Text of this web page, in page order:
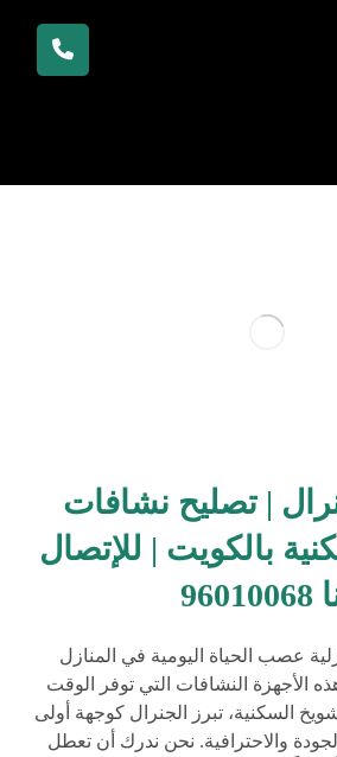
| تصليح نشافات
بالكويت | للإتصال
عصب الحياة اليومية في المنازل
الأجهزة النشافات التي توفر الوقت
السكنية، تبرز الجنرال كوجهة أولى
والاحترافية. نحن ندرك أن تعطل